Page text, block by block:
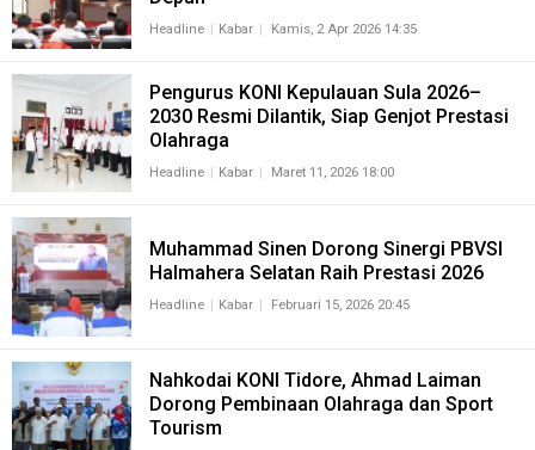
Headline Kabar Kamis, 2 Apr 2026 14:35
Pengurus KONI Kepulauan Sula 2026–
2030 Resmi Dilantik, Siap Genjot Prestasi
Olahraga
Headline Kabar Maret 11, 2026 18:00
Muhammad Sinen Dorong Sinergi PBVSI
Halmahera Selatan Raih Prestasi 2026
Headline Kabar Februari 15, 2026 20:45
Nahkodai KONI Tidore, Ahmad Laiman
Dorong Pembinaan Olahraga dan Sport
Tourism